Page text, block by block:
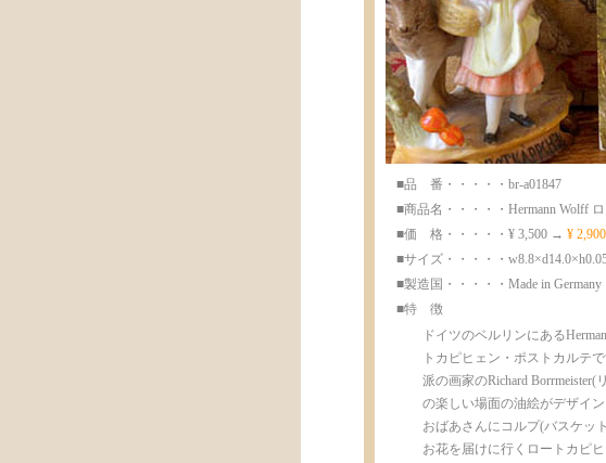
■品 番・・・・・br-a01847
■商品名・・・・・Hermann Wolff
■価 格・・・・・¥ 3,500 → ¥ 2,900
■サイズ・・・・・
■製造国・・・・・Made in Germany
■特 徴
ドイツのベルリンにある
トカピヒェン・ポストカルテ
派の画家のRichard
の楽しい場面の油絵がデザイ
おばあさんにコルプ(バスケッ
お花を届けに行くロートカピ